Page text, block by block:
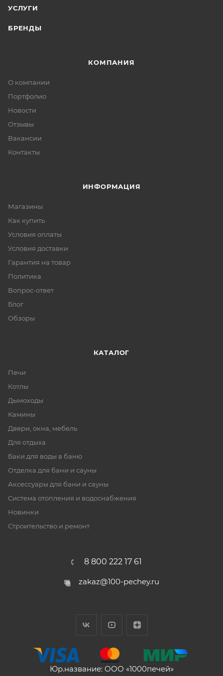
УСЛУГИ
БРЕНДЫ
КОМПАНИЯ
О компании
Портфолио
Новости
Отзывы
Вакансии
Контакты
ИНФОРМАЦИЯ
Магазины
Как купить
Условия оплаты
Условия доставки
Гарантия на товар
Политика
Вопрос-ответ
Блог
Обзоры
КАТАЛОГ
Печи
Котлы
Дымоходы
Камины
Двери, окна, мебель
Для отдыха
Баки для воды в баню
Отделка для бани и сауны
Аксессуары для бани и сауны
Система отопления и водоснабжения
Новинки
Строительство и ремонт
8 800 222 17 61
zakaz@100-pechey.ru
Юр.название: ООО «1000печей»